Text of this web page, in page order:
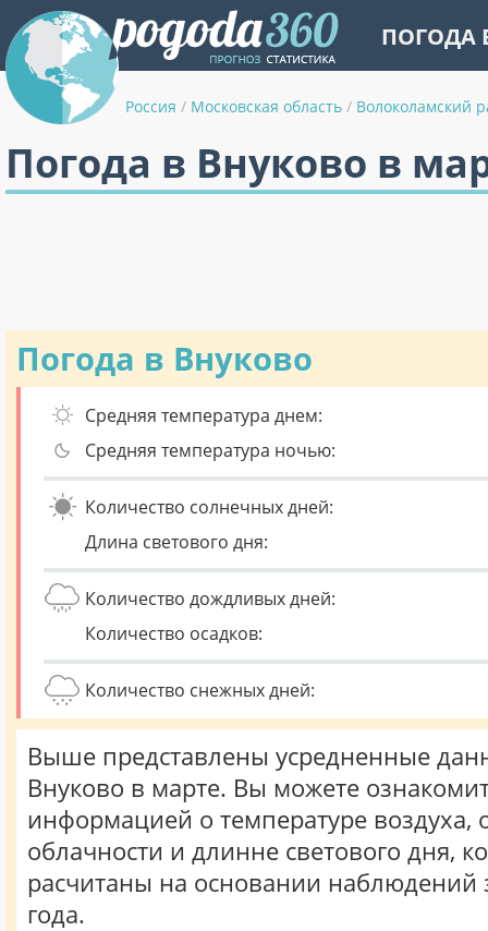
ПОГОДА
Россия / Московская область / Волоколамский
Погода в Внуково в
Погода в Внуково
Средняя температура днем:
Средняя температура ночью:
Количество солнечных дней:
Длина светового дня:
Количество дождливых дней:
Количество осадков:
Количество снежных дней:
Выше представлены усредненные
Внуково в марте. Вы можете
информацией о температуре воздуха,
облачности и длинне светового дня,
расчитаны на основании наблюдений
года.